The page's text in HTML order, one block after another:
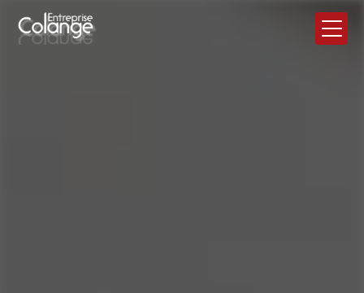
Panneau de gestion des cookies